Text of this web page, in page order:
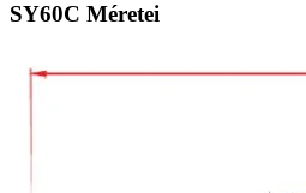
SY60C Méretei